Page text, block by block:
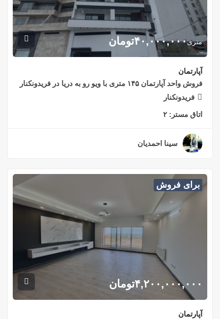
متری۴۰,۰۰۰,۰۰۰تومان
آپارتمان
فروش واحد آپارتمان ۱۴۵ متری با ویو رو به دریا در فریدونکنار
فریدونکنار
اتاق مستر: ۲
سینا احمدیان
برای فروش
۴,۲۰۰,۰۰۰,۰۰۰تومان
آپارتمان